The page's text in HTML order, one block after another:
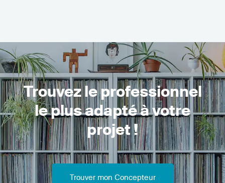
Trouvez le professionnel
le plus adapté à votre
projet !
Trouver mon Concepteur